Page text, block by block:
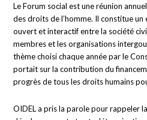
Le Forum social est une réunion
des droits de l’homme. Il constitue un
ouvert et interactif entre la société
membres et les organisations
thème choisi chaque année par le
portait sur la contribution du
progrès de tous les droits humains
OIDEL a pris la parole pour rappeler